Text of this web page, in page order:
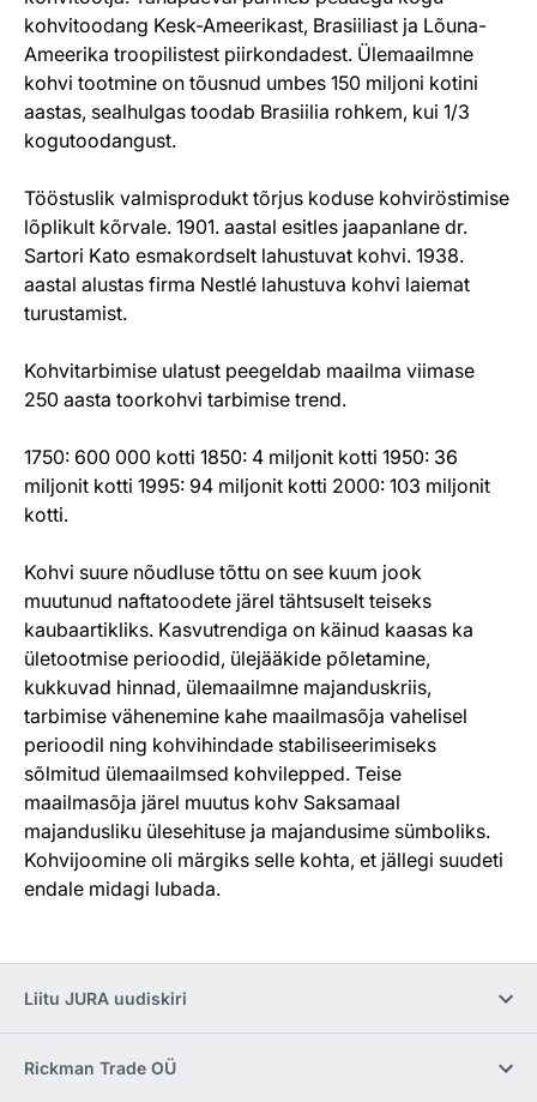
kohvitoodang Kesk-Ameerikast, Brasiiliast ja Lõuna-
Ameerika troopilistest piirkondadest. Ülemaailmne
kohvi tootmine on tõusnud umbes 150 miljoni kotini
aastas, sealhulgas toodab Brasiilia rohkem, kui 1/3
kogutoodangust.
Tööstuslik valmisprodukt tõrjus koduse kohviröstimise
lõplikult kõrvale. 1901. aastal esitles jaapanlane dr.
Sartori Kato esmakordselt lahustuvat kohvi. 1938.
aastal alustas firma Nestlé lahustuva kohvi laiemat
turustamist.
Kohvitarbimise ulatust peegeldab maailma viimase
250 aasta toorkohvi tarbimise trend.
1750: 600 000 kotti 1850: 4 miljonit kotti 1950: 36
miljonit kotti 1995: 94 miljonit kotti 2000: 103 miljonit
kotti.
Kohvi suure nõudluse tõttu on see kuum jook
muutunud naftatoodete järel tähtsuselt teiseks
kaubaartikliks. Kasvutrendiga on käinud kaasas ka
ületootmise perioodid, ülejääkide põletamine,
kukkuvad hinnad, ülemaailmne majanduskriis,
tarbimise vähenemine kahe maailmasõja vahelisel
perioodil ning kohvihindade stabiliseerimiseks
sõlmitud ülemaailmsed kohvilepped. Teise
maailmasõja järel muutus kohv Saksamaal
majandusliku ülesehituse ja majandusime sümboliks.
Kohvijoomine oli märgiks selle kohta, et jällegi suudeti
endale midagi lubada.
Liitu JURA uudiskiri
Rickman Trade OÜ